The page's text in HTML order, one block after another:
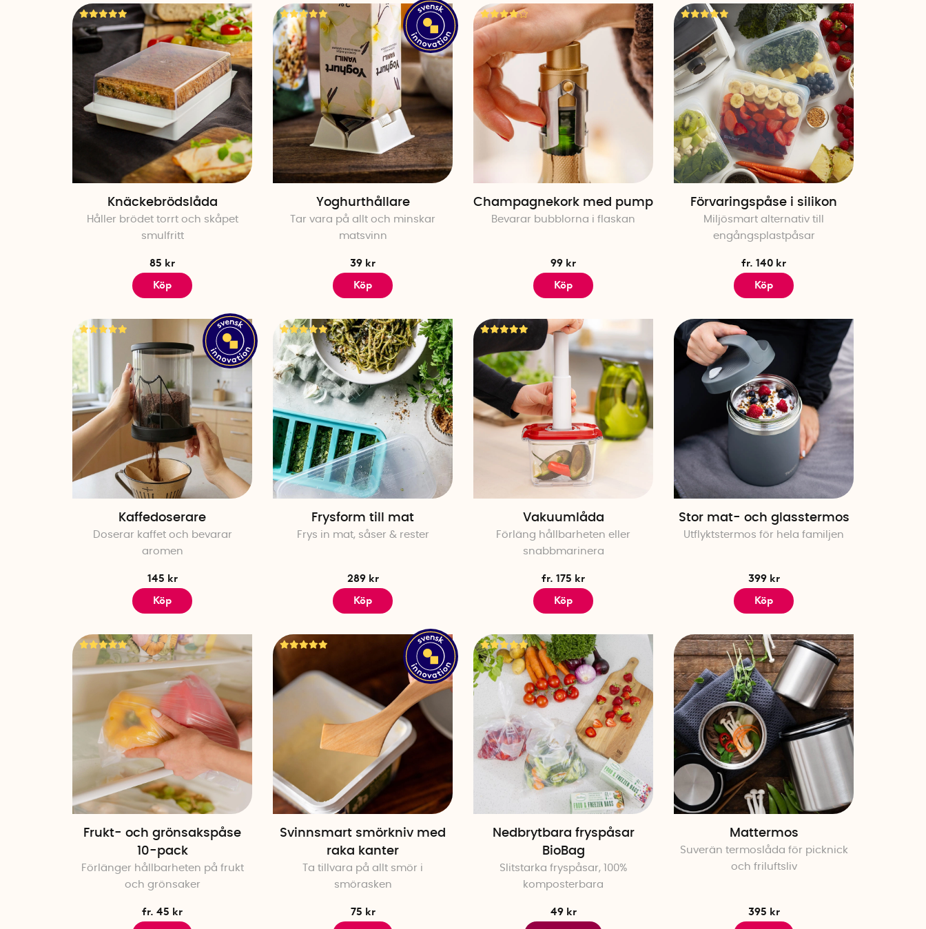
Knäckebrödslåda
Håller brödet torrt och skåpet
smulfritt
85 kr
Köp
Yoghurthållare
Tar vara på allt och minskar
matsvinn
39 kr
Köp
Champagnekork med pump
Bevarar bubblorna i flaskan
99 kr
Köp
Förvaringspåse i silikon
Miljösmart alternativ till
engångsplastpåsar
fr. 140 kr
Köp
Kaffedoserare
Doserar kaffet och bevarar
aromen
145 kr
Köp
Frysform till mat
Frys in mat, såser & rester
289 kr
Köp
Vakuumlåda
Förläng hållbarheten eller
snabbmarinera
fr. 175 kr
Köp
Stor mat- och glasstermos
Utflyktstermos för hela familjen
399 kr
Köp
Frukt- och grönsakspåse
10-pack
Förlänger hållbarheten på frukt
och grönsaker
fr. 45 kr
Svinnsmart smörkniv med
raka kanter
Ta tillvara på allt smör i
smörasken
75 kr
Nedbrytbara fryspåsar
BioBag
Slitstarka fryspåsar, 100%
komposterbara
49 kr
Mattermos
Suverän termoslåda för picknick
och friluftsliv
395 kr